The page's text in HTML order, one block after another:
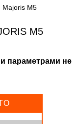
M5
M5
параметрами не